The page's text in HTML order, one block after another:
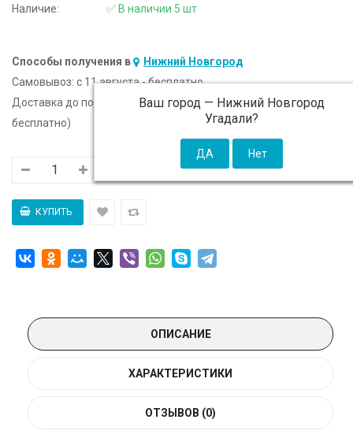
Наличие:
✅ В наличии 5 шт
Способы получения в Нижний Новгород
Ваш город — Нижний Новгород
Угадали?
Самовывоз: c 11 августа - бесплатно
Доставка до подъезда:
c 11 августа - 300 ₽ (от 5 000 ₽
бесплатно)
ОПИСАНИЕ
ХАРАКТЕРИСТИКИ
ОТЗЫВОВ (0)